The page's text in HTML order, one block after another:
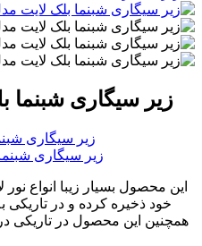
زیر سیگاری شبنما
این محصول بسیار زیبا انواع
خود ذخیره کرده و در
همچنین این محصول در تاریکی در